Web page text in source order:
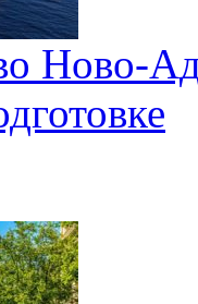
Ново-